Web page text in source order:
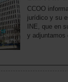
CCOO
jurídico y su
INE, que en
y adjuntamos